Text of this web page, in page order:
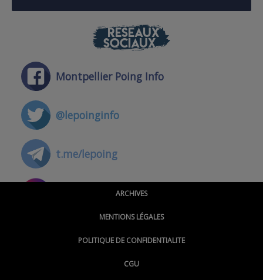
RÉSEAUX
SOCIAUX
Montpellier Poing Info
@lepoinginfo
t.me/lepoing
@montpellierpoinginfo
@LePoingMontpellier
ARCHIVES
MENTIONS LÉGALES
POLITIQUE DE CONFIDENTIALITE
CGU